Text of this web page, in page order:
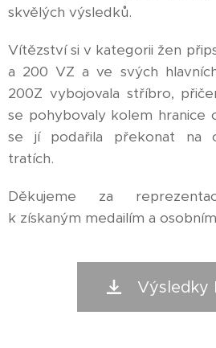
skvělých výsledků.
Vítězství si v kategorii žen
a 200 VZ a ve svých
200Z vybojovala stříbro,
se pohybovaly kolem hranice
se jí podařila překonat na
tratích.
Děkujeme za
k získaným medailím a
Výsledky